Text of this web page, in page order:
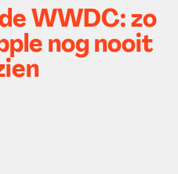
WWDC: zo
nog nooit